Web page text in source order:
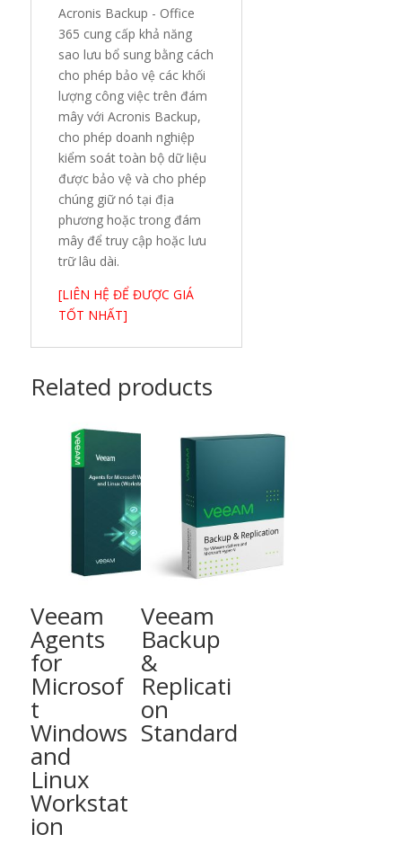
Acronis Backup - Office
365 cung cấp khả năng
sao lưu bổ sung bằng cách
cho phép bảo vệ các khối
lượng công việc trên đám
mây với Acronis Backup,
cho phép doanh nghiệp
kiểm soát toàn bộ dữ liệu
được bảo vệ và cho phép
chúng giữ nó tại địa
phương hoặc trong đám
mây để truy cập hoặc lưu
trữ lâu dài.
[LIÊN HỆ ĐỂ ĐƯỢC GIÁ
TỐT NHẤT]
Related products
Veeam
Agents
for
Microsof
t
Windows
and
Linux
Workstat
ion
Veeam
Backup
&
Replicati
on
Standard